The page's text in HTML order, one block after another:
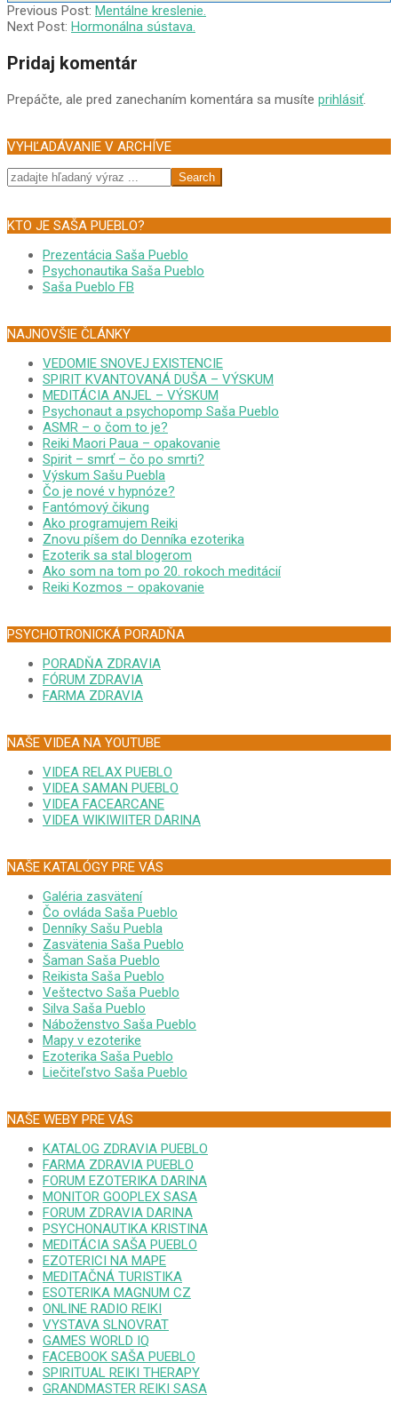
2003-
09-
Previous Post: Mentálne kreslenie.
Next Post: Hormonálna sústava.
Pridaj komentár
Prepáčte, ale pred zanechaním komentára sa musíte prihlásiť.
VYHĽADÁVANIE V ARCHÍVE
Search
KTO JE SAŠA PUEBLO?
Prezentácia Saša Pueblo
Psychonautika Saša Pueblo
Saša Pueblo FB
NAJNOVŠIE ČLÁNKY
VEDOMIE SNOVEJ EXISTENCIE
SPIRIT KVANTOVANÁ DUŠA – VÝSKUM
MEDITÁCIA ANJEL – VÝSKUM
Psychonaut a psychopomp Saša Pueblo
ASMR – o čom to je?
Reiki Maori Paua – opakovanie
Spirit – smrť – čo po smrti?
Výskum Sašu Puebla
Čo je nové v hypnóze?
Fantómový čikung
Ako programujem Reiki
Znovu píšem do Denníka ezoterika
Ezoterik sa stal blogerom
Ako som na tom po 20. rokoch meditácií
Reiki Kozmos – opakovanie
PSYCHOTRONICKÁ PORADŇA
PORADŇA ZDRAVIA
FÓRUM ZDRAVIA
FARMA ZDRAVIA
NAŠE VIDEA NA YOUTUBE
VIDEA RELAX PUEBLO
VIDEA SAMAN PUEBLO
VIDEA FACEARCANE
VIDEA WIKIWIITER DARINA
NAŠE KATALÓGY PRE VÁS
Galéria zasvätení
Čo ovláda Saša Pueblo
Denníky Sašu Puebla
Zasvätenia Saša Pueblo
Šaman Saša Pueblo
Reikista Saša Pueblo
Veštectvo Saša Pueblo
Silva Saša Pueblo
Náboženstvo Saša Pueblo
Mapy v ezoterike
Ezoterika Saša Pueblo
Liečiteľstvo Saša Pueblo
NAŠE WEBY PRE VÁS
KATALOG ZDRAVIA PUEBLO
FARMA ZDRAVIA PUEBLO
FORUM EZOTERIKA DARINA
MONITOR GOOPLEX SASA
FORUM ZDRAVIA DARINA
PSYCHONAUTIKA KRISTINA
MEDITÁCIA SAŠA PUEBLO
EZOTERICI NA MAPE
MEDITAČNÁ TURISTIKA
ESOTERIKA MAGNUM CZ
ONLINE RADIO REIKI
VYSTAVA SLNOVRAT
GAMES WORLD IQ
FACEBOOK SAŠA PUEBLO
SPIRITUAL REIKI THERAPY
GRANDMASTER REIKI SASA